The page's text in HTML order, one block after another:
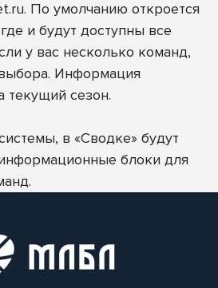
. По умолчанию откроется
и будут доступны все
у вас несколько команд,
Информация
текущий сезон.
в «Сводке» будут
блоки для